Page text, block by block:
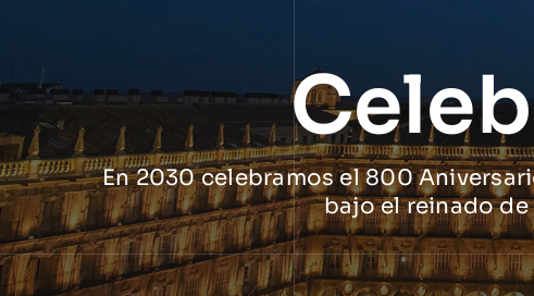
En 2030 celebramos el 800
bajo el reinado de